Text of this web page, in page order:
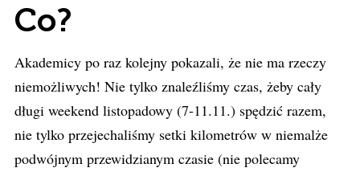
Co?
Akademicy po raz kolejny pokazali, że nie ma rzeczy
niemożliwych! Nie tylko znaleźliśmy czas, żeby cały
długi weekend listopadowy (7-11.11.) spędzić razem,
nie tylko przejechaliśmy setki kilometrów w niemalże
podwójnym przewidzianym czasie (nie polecamy